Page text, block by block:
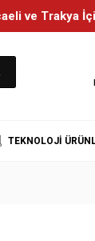
ve Trakya
TEKNOLOJI